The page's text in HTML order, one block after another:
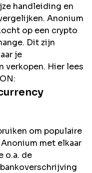
handleiding en
Anonium
op een crypto
Dit zijn
je
verkopen. Hier lees
:
om populaire
Anonium met elkaar
o.a. de